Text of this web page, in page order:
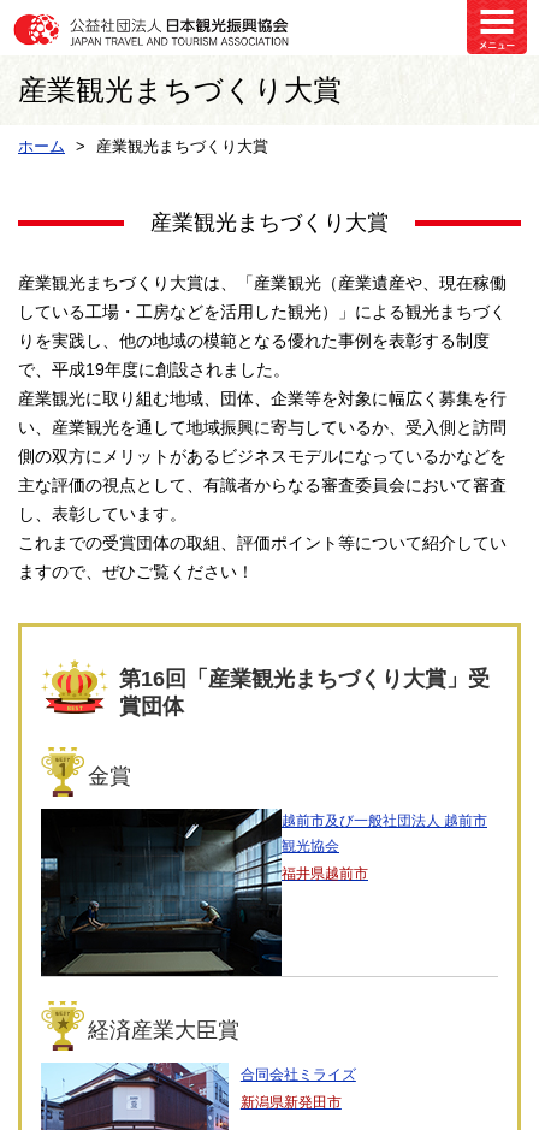
産業観光まちづくり大賞
ホーム 産業観光まちづくり大賞
産業観光まちづくり大賞
産業観光まちづくり大賞は、「産業観光（産業遺産や、現在稼働
している工場・工房などを活用した観光）」による観光まちづく
りを実践し、他の地域の模範となる優れた事例を表彰する制度
で、平成19年度に創設されました。
産業観光に取り組む地域、団体、企業等を対象に幅広く募集を行
い、産業観光を通して地域振興に寄与しているか、受入側と訪問
側の双方にメリットがあるビジネスモデルになっているかなどを
主な評価の視点として、有識者からなる審査委員会において審査
し、表彰しています。
これまでの受賞団体の取組、評価ポイント等について紹介してい
ますので、ぜひご覧ください！
第16回「産業観光まちづくり大賞」受
賞団体
金賞
越前市及び一般社団法人 越前市
観光協会
福井県越前市
経済産業大臣賞
合同会社ミライズ
新潟県新発田市